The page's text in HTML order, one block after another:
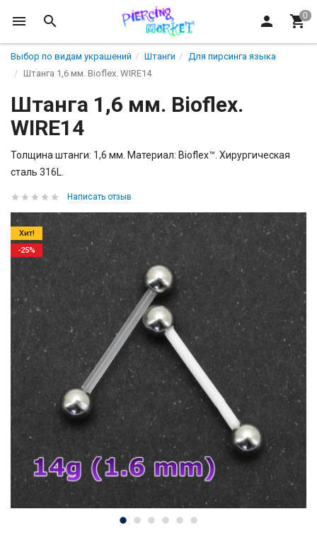
Выбор по видам украшений Штанги
Для пирсинга языка
Штанга 1,6 мм. Bioflex. WIRE14
Штанга 1,6 мм. Bioflex.
WIRE14
Толщина штанги: 1,6 мм. Материал: Bioflex™. Хирургическая
сталь 316L.
Написать отзыв
Хит!
-25%